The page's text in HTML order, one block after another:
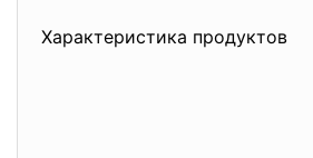
Характеристика продуктов